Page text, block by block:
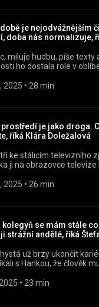
je nejodvážnějším
doba nás normalizuje,
miluje hudbu, píše texty
ho dostala role v
může vyvinout v
z toho taky deprese a
2025 • 28 min
je jako droga.
říká Klára Doležalová
ke stálicím televizního
ji na obrazovce
v
crostrednicechy
2025 • 26 min
kolegyň se mám stále
strážní andělé, říká
už brzy ukončit
s Hankou, že člověk
Rozhodl jsem se tedy,
• 23 min